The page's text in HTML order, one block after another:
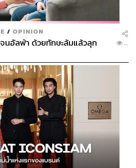
/ OPINION
นอัลฟ่า ด้วยทักษะล้มแล้วลุก ...